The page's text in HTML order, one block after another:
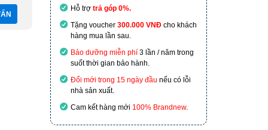
Phường 4, Quận Tân Bình, Hồ
Chí Minh
601 Hoàng Liên, TP Lào Cai
Hỗ trợ trả góp 0%.
Tặng voucher 300.000 VNĐcho khách
hàng mua lần sau.
Bảo dưỡng miễn phí3 lần / năm trong
suốt thời gian bảo hành.
Đổi mới trong 15 ngày đầu nếu có lỗi
nhà sản xuất.
Cam kết hàng mới 100% Brandnew.